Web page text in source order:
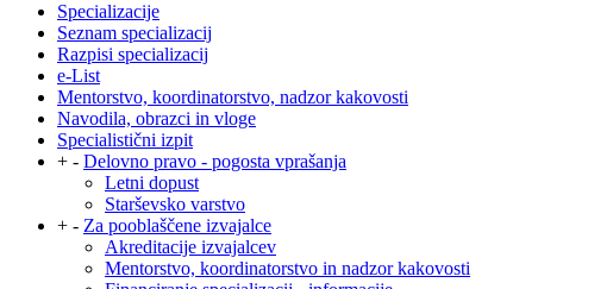
Specializacije
Seznam specializacij
Razpisi specializacij
e-List
Mentorstvo, koordinatorstvo, nadzor kakovosti
Navodila, obrazci in vloge
Specialistični izpit
+ - Delovno pravo - pogosta vprašanja
Letni dopust
Starševsko varstvo
+ - Za pooblaščene izvajalce
Akreditacije izvajalcev
Mentorstvo, koordinatorstvo in nadzor kakovosti